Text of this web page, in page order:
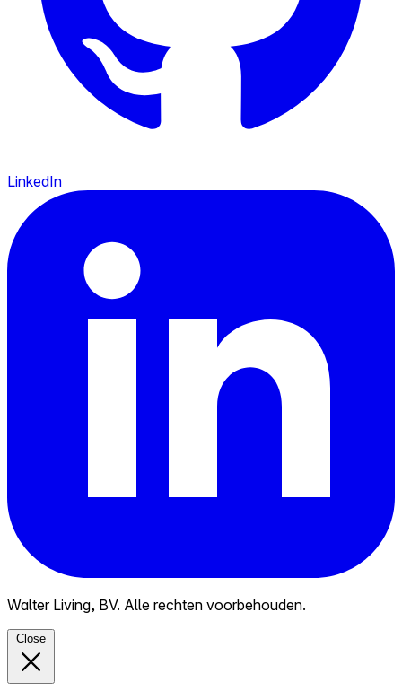
LinkedIn
Walter Living, BV. Alle rechten voorbehouden.
Close